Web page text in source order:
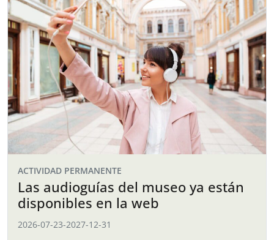
ACTIVIDAD PERMANENTE
Las audioguías del museo ya están
disponibles en la web
2026-07-23-2027-12-31